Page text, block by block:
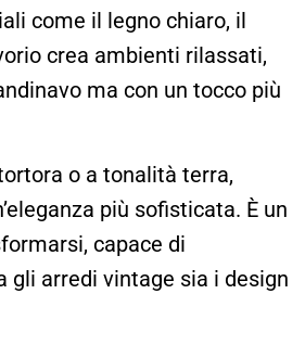
come il legno chiaro, il
crea ambienti rilassati,
ma con un tocco più
o a tonalità terra,
più sofisticata. È un
capace di
gli arredi vintage sia i design